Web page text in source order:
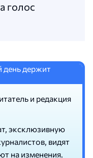
голос
держит
и редакция
эксклюзивную
видят
на изменения.